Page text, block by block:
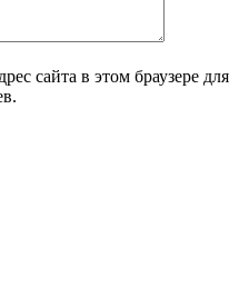
сайта в этом браузере для